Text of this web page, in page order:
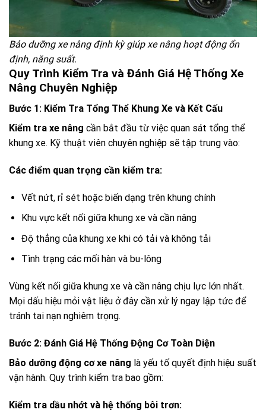
Bảo dưỡng xe nâng định kỳ giúp xe nâng hoạt động ổn
định, năng suất.
Quy Trình Kiểm Tra và Đánh Giá Hệ Thống Xe
Nâng Chuyên Nghiệp
Bước 1: Kiểm Tra Tổng Thể Khung Xe và Kết Cấu
Kiểm tra xe nâng cần bắt đầu từ việc quan sát tổng thể
khung xe. Kỹ thuật viên chuyên nghiệp sẽ tập trung vào:
Các điểm quan trọng cần kiểm tra:
Vết nứt, rỉ sét hoặc biến dạng trên khung chính
Khu vực kết nối giữa khung xe và cần nâng
Độ thẳng của khung xe khi có tải và không tải
Tình trạng các mối hàn và bu-lông
Vùng kết nối giữa khung xe và cần nâng chịu lực lớn nhất.
Mọi dấu hiệu mỏi vật liệu ở đây cần xử lý ngay lập tức để
tránh tai nạn nghiêm trọng.
Bước 2: Đánh Giá Hệ Thống Động Cơ Toàn Diện
Bảo dưỡng động cơ xe nâng là yếu tố quyết định hiệu suất
vận hành. Quy trình kiểm tra bao gồm:
Kiểm tra dầu nhớt và hệ thống bôi trơn: